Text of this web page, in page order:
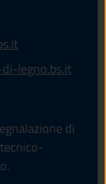
legno.bs.it
di